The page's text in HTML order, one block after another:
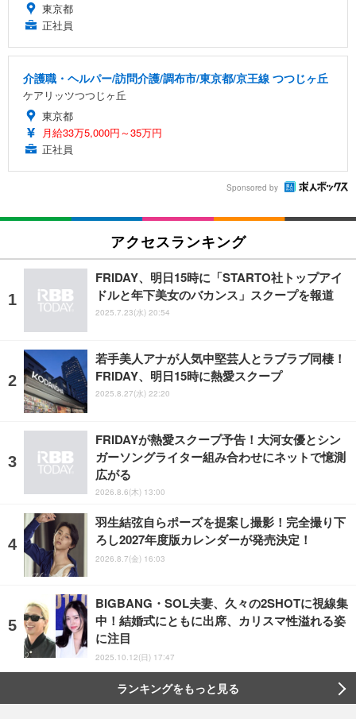
東京都
正社員
介護職・ヘルパー/訪問介護/調布市/東京都/京王線 つつじヶ丘
ケアリッツつつじヶ丘
東京都
月給33万5,000円～35万円
正社員
Sponsored by
アクセスランキング
FRIDAY、明日15時に「STARTO社トップアイ
ドルと年下美女のバカンス」スクープを報道
2025.7.23(水) 20:54
若手美人アナが人気中堅芸人とラブラブ同棲！
FRIDAY、明日15時に熱愛スクープ
2025.8.27(水) 22:20
FRIDAYが熱愛スクープ予告！大河女優とシン
ガーソングライター組み合わせにネットで憶測
広がる
2026.8.6(木) 13:00
羽生結弦自らポーズを提案し撮影！完全撮り下
ろし2027年度版カレンダーが発売決定！
2026.8.7(金) 16:03
BIGBANG・SOL夫妻、久々の2SHOTに視線集
中！結婚式にともに出席、カリスマ性溢れる姿
に注目
2025.10.12(日) 17:47
ランキングをもっと見る